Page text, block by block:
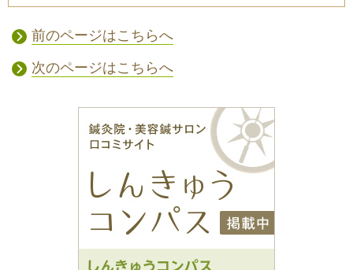
前のページはこちらへ
次のページはこちらへ